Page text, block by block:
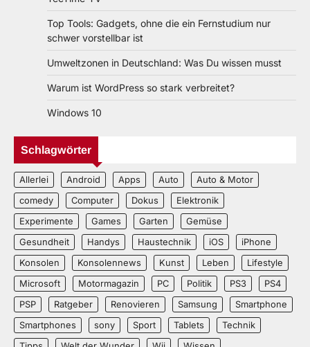
Top Tools: Gadgets, ohne die ein Fernstudium nur
schwer vorstellbar ist
Umweltzonen in Deutschland: Was Du wissen musst
Warum ist WordPress so stark verbreitet?
Windows 10
Schlagwörter
Allerlei Android Apps Auto
Auto & Motor
comedy
Computer Dokus
Elektronik
Experimente
Games Garten
Gemüse
Gesundheit
Handys Haustechnik iOS
iPhone
Konsolen
Konsolennews Kunst Leben
Lifestyle
Microsoft
Motormagazin PC Politik PS3
PS4
PSP
Ratgeber Renovieren Samsung
Smartphone
Smartphones
sony Sport Tablets
Technik